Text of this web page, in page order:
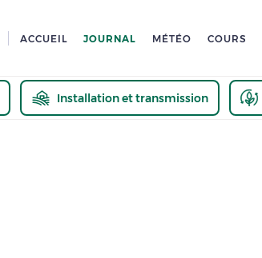
ACCUEIL JOURNAL MÉTÉO COURS
Installation et transmission